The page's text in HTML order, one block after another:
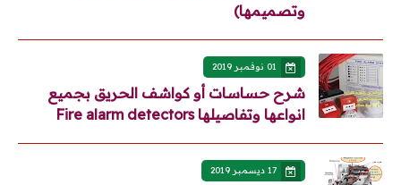
وتصميمها)
01 نوفمبر 2019
شرح حساسات أو كواشف الحريق بجميع
انواعها وتفاصيلها Fire alarm detectors
17 ديسمبر 2019